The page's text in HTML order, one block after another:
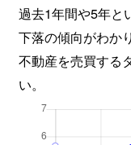
過去1年間や5年と
下落の傾向がわか
不動産を売買する
い。